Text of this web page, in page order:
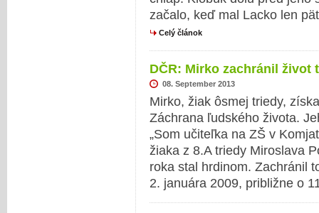
začalo, keď mal Lacko len
Celý článok
DČR: Mirko zachránil
08. September 2013
Mirko, žiak ôsmej triedy,
Záchrana ľudského života.
„Som učiteľka na ZŠ v
žiaka z 8.A triedy Miroslava
roka stal hrdinom. Zachránil
2. januára 2009, približne o